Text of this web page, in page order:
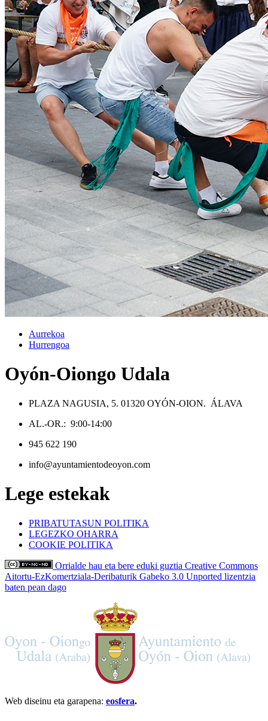
Aurrekoa
Hurrengoa
Oyón-Oiongo Udala
PLAZA NAGUSIA, 5. 01320 OYÓN-OION. ÁLAVA
AL.-OR.: 9:00-14:00
945 622 190
info@ayuntamientodeoyon.com
Lege estekak
PRIBATUTASUN POLITIKA
LEGEZKO OHARRA
COOKIE POLITIKA
Orrialde hau eta bere eduki guztia Creative Commons
Aitortu-EzKomertziala-Deribaturik Gabeko 3.0 Unported lizentzia
baten pean dago
Web diseinu eta garapena: eosfera.